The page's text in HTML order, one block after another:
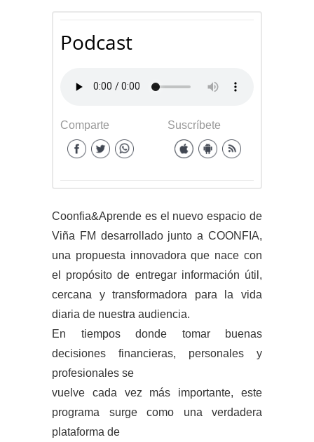
Podcast
Comparte Suscríbete
Coonfia&Aprende es el nuevo espacio de
Viña FM desarrollado junto a COONFIA,
una propuesta innovadora que nace con
el propósito de entregar información útil,
cercana y transformadora para la vida
diaria de nuestra audiencia.
En tiempos donde tomar buenas
decisiones financieras, personales y
profesionales se
vuelve cada vez más importante, este
programa surge como una verdadera
plataforma de